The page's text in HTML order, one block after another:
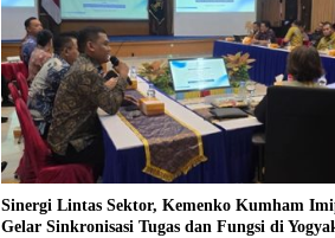
Sinergi Lintas Sektor, Kemenko Kumham
Gelar Sinkronisasi Tugas dan Fungsi di